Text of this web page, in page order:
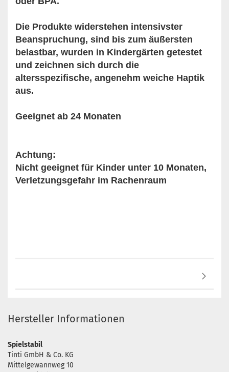
Die Produkte widerstehen intensivster
Beanspruchung, sind bis zum äußersten
belastbar, wurden in Kindergärten getestet
und zeichnen sich durch die
altersspezifische, angenehm weiche Haptik
aus.
Geeignet ab 24 Monaten
Achtung:
Nicht geeignet für Kinder unter 10 Monaten,
Verletzungsgefahr im Rachenraum
Hersteller Informationen
Spielstabil
Tinti GmbH & Co. KG
Mittelgewannweg 10